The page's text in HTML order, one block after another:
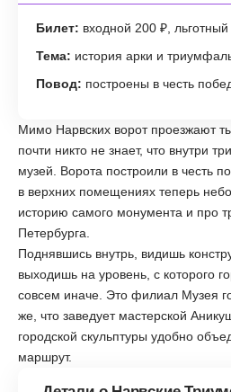
Билет: входной 200 ₽,
Тема: история арки и
Повод: построены в честь
Мимо Нарвских ворот проезжают
почти никто не знает, что внутри
музей. Ворота построили в честь
в верхних помещениях теперь
историю самого монумента и про
Петербурга.
Поднявшись внутрь, видишь
выходишь на уровень, с которого
совсем иначе. Это филиал Музея
же, что заведует мастерской
городской скульптуры удобно
маршрут.